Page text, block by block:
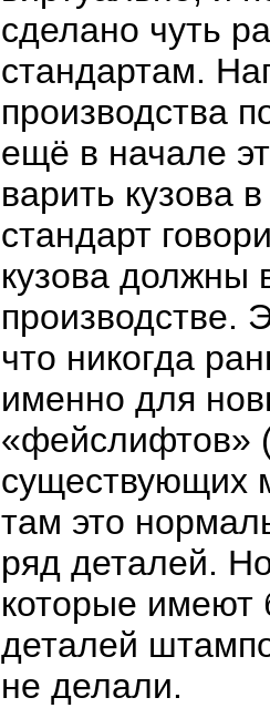
сделано чуть
стандартам.
производства
ещё в начале
варить кузова
стандарт
кузова должны
производстве.
что никогда
именно для
«фейслифтов»
существующих
там это
ряд деталей.
которые имеют
деталей
не делали.